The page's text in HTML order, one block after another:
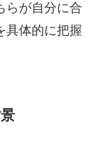
らが自分に合
具体的に把握